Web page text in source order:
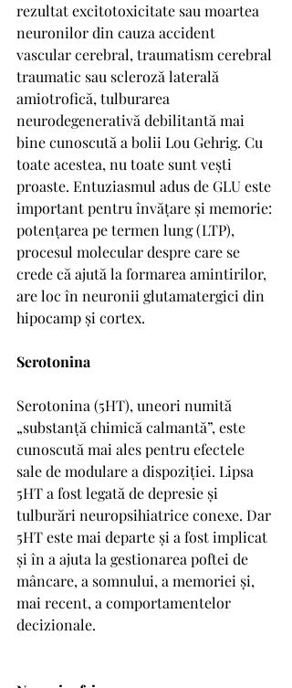
rezultat excitotoxicitate sau moartea
neuronilor din cauza accident
vascular cerebral, traumatism cerebral
traumatic sau scleroză laterală
amiotrofică, tulburarea
neurodegenerativă debilitantă mai
bine cunoscută a bolii Lou Gehrig. Cu
toate acestea, nu toate sunt vești
proaste. Entuziasmul adus de GLU este
important pentru învățare și memorie:
potențarea pe termen lung (LTP),
procesul molecular despre care se
crede că ajută la formarea amintirilor,
are loc în neuronii glutamatergici din
hipocamp și cortex.
Serotonina
Serotonina (5HT), uneori numită
„substanță chimică calmantă”, este
cunoscută mai ales pentru efectele
sale de modulare a dispoziției. Lipsa
5HT a fost legată de depresie și
tulburări neuropsihiatrice conexe. Dar
5HT este mai departe și a fost implicat
și în a ajuta la gestionarea poftei de
mâncare, a somnului, a memoriei și,
mai recent, a comportamentelor
decizionale.